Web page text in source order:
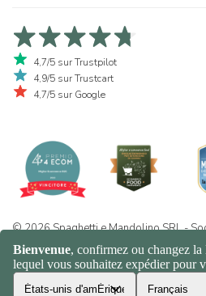
4,7/5 sur Trustpilot
4,9/5 sur Trustcart
4,7/5 sur Google
© 2026 Spaghetti e Mandolino SRL -
+39 351 865 9444 | P.I. IT04913730232
016.380-0110744.2026.001 | REA
confidentialité et de cookies|Sitemap